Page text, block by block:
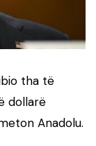
tha të
dollarë
Anadolu.